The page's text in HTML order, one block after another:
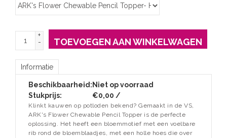
+
-
TOEVOEGEN AAN WINKELWAGEN
Informatie
Beschikbaarheid:Niet op voorraad
Stukprijs:
€0,00 /
Klinkt kauwen op potloden bekend? Gemaakt in de VS,
ARK's Flower Chewable Pencil Topper is de perfecte
oplossing. Het heeft een bloemmotief met een voelbare
rib rond de bloemblaadjes, met een holle hoes die over